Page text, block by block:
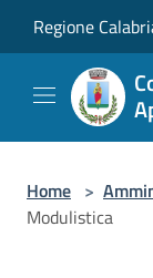
Regione
Home >
Modulistica